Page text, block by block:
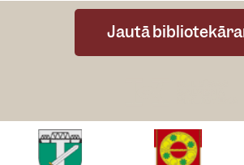
Jautā